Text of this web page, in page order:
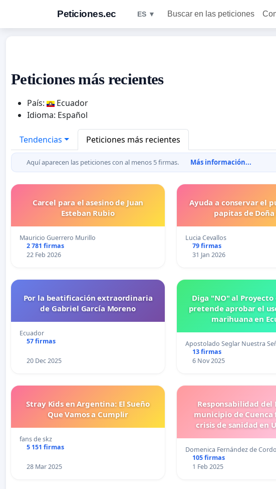
Peticiones.ec ES ▼ Buscar en las peticiones
Peticiones más recientes
País:
Ecuador
Idioma: Español
Tendencias Peticiones más recientes
Aquí aparecen las peticiones con al menos 5 firmas. Más información...
Carcel para el asesino de Juan
Esteban Rubio
Mauricio Guerrero Murillo
2 781 firmas
22 Feb 2026
Ayuda a conservar el
papitas de Doña
Lucia Cevallos
79 firmas
31 Jan 2026
Por la beatificación extraordinaria
de Gabriel García Moreno
Ecuador
57 firmas
20 Dec 2025
Diga "NO" al Proyecto
pretende aprobar el
marihuana en
Apostolado Seglar Nuestra
13 firmas
6 Nov 2025
Stray Kids en Argentina: El Sueño
Que Vamos a Cumplir
fans de skz
5 151 firmas
28 Mar 2025
Responsabilidad del
municipio de Cuenca
crisis de sanidad en
Domenica Fernández de
105 firmas
1 Feb 2025